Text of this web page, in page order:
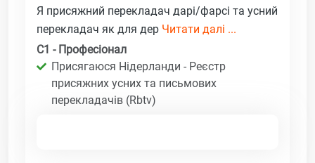
Я присяжний перекладач дарі/фарсі та усний
перекладач як для дер Читати далі ...
C1 - Професіонал
Присягаюся Нідерланди - Реєстр
присяжних усних та письмових
перекладачів (Rbtv)